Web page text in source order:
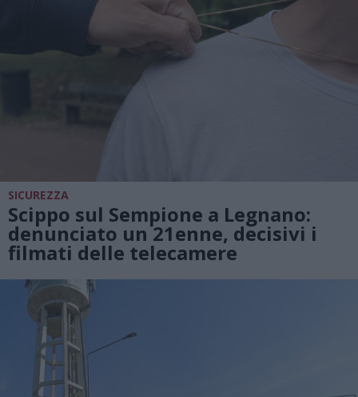
SICUREZZA
Scippo sul Sempione a Legnano:
denunciato un 21enne, decisivi i
filmati delle telecamere